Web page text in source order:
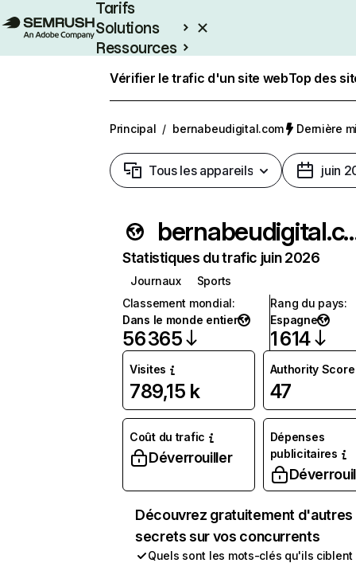
Tarifs
Solutions
Ressources
Vérifier le trafic d'un site webTop des
Principal / bernabeudigital.com Dernière
Tous les appareils juin
Statistiques du trafic juin 2026
Journaux
Sports
Classement mondial:
Dans le monde entier
56 365
Rang du pays:
Espagne
1 614
Visites
789,15 k
Authority Score
47
Coût du trafic
Déverrouiller
Dépenses
publicitaires
Découvrez gratuitement d'autres
secrets sur vos concurrents
Quels sont les mots-clés qu'ils ciblent